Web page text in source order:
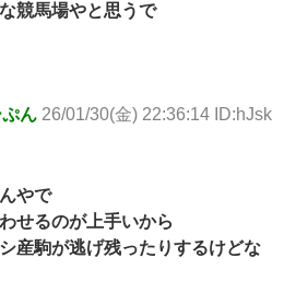
競馬場やと思うで
ん 26/01/30(金) 22:36:14 ID:hJsk
やで
せるのが上手いから
産駒が逃げ残ったりするけどな